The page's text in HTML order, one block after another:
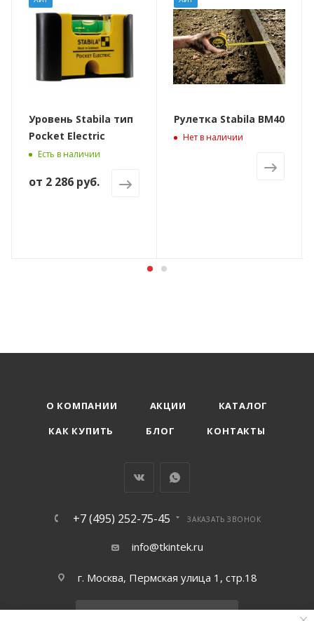
Уровень Stabila тип
Pocket Electric
Есть в наличии
от 2 286 руб.
Рулетка Stabila BM40
Нет в наличии
О КОМПАНИИ АКЦИИ
КАТАЛОГ
КАК КУПИТЬ
БЛОГ КОНТАКТЫ
+7 (495) 252-75-45 ЗАКАЗАТЬ ЗВОНОК
info@tkintek.ru
г. Москва, Пермская улица 1, стр.18